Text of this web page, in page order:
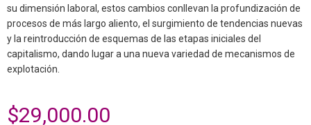
su dimensión laboral, estos cambios conllevan la profundización de
procesos de más largo aliento, el surgimiento de tendencias nuevas
y la reintroducción de esquemas de las etapas iniciales del
capitalismo, dando lugar a una nueva variedad de mecanismos de
explotación.
$29,000.00